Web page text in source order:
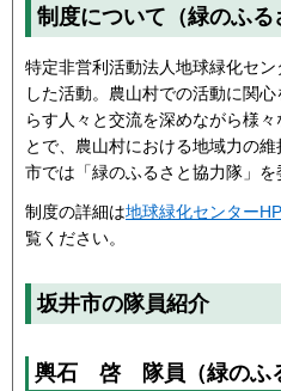
制度について（緑のふる
特定非営利活動法人地球緑化セ
した活動。農山村での活動に関
らす人々と交流を深めながら様
とで、農山村における地域力の
市では「緑のふるさと協力隊」を
制度の詳細は地球緑化センター
覧ください。
坂井市の隊員紹介
輿石 啓 隊員（緑のふ